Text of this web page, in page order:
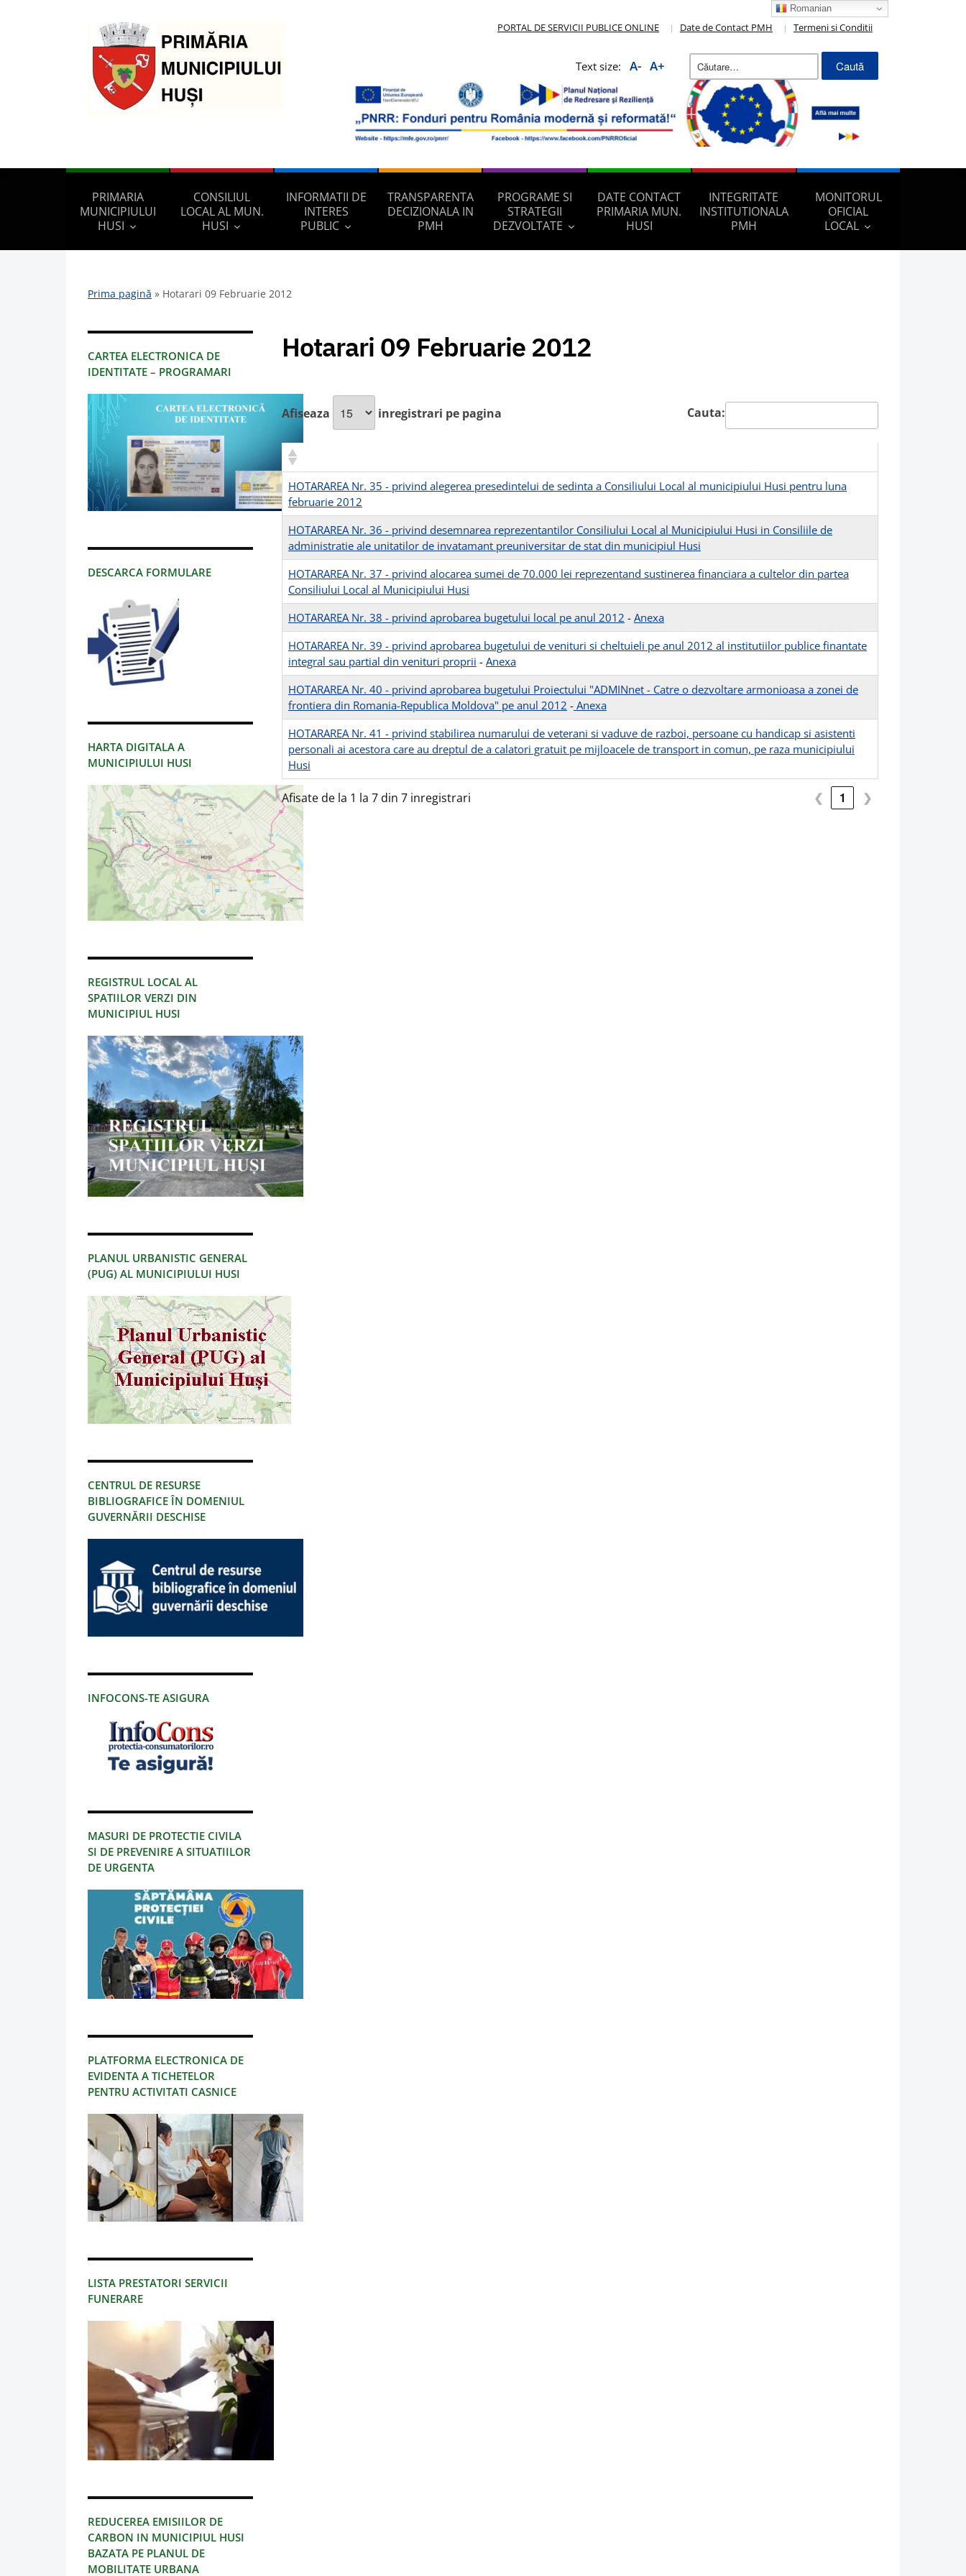
PORTAL DE SERVICII PUBLICE ONLINE Date de Contact PMH Termeni si Conditii
Text size: A- A+
Caută
după:
PRIMARIA
MUNICIPIULUI
HUSI
CONSILIUL
LOCAL AL MUN.
HUSI
INFORMATII DE
INTERES
PUBLIC
TRANSPARENTA
DECIZIONALA IN
PMH
PROGRAME SI
STRATEGII
DEZVOLTATE
DATE CONTACT
PRIMARIA MUN.
HUSI
INTEGRITATE
INSTITUTIONALA
PMH
MONITORUL
OFICIAL
LOCAL
Prima pagină » Hotarari 09 Februarie 2012
CARTEA ELECTRONICA DE
IDENTITATE – PROGRAMARI
DESCARCA FORMULARE
HARTA DIGITALA A
MUNICIPIULUI HUSI
REGISTRUL LOCAL AL
SPATIILOR VERZI DIN
MUNICIPIUL HUSI
PLANUL URBANISTIC GENERAL
(PUG) AL MUNICIPIULUI HUSI
CENTRUL DE RESURSE
BIBLIOGRAFICE ÎN DOMENIUL
GUVERNĂRII DESCHISE
INFOCONS-TE ASIGURA
MASURI DE PROTECTIE CIVILA
SI DE PREVENIRE A SITUATIILOR
DE URGENTA
PLATFORMA ELECTRONICA DE
EVIDENTA A TICHETELOR
PENTRU ACTIVITATI CASNICE
LISTA PRESTATORI SERVICII
FUNERARE
REDUCEREA EMISIILOR DE
CARBON IN MUNICIPIUL HUSI
BAZATA PE PLANUL DE
MOBILITATE URBANA
Hotarari 09 Februarie 2012
Afiseaza inregistrari pe pagina Cauta:
HOTARAREA Nr. 35 - privind alegerea presedintelui de sedinta a Consiliului Local al municipiului Husi pentru luna
februarie 2012
HOTARAREA Nr. 36 - privind desemnarea reprezentantilor Consiliului Local al Municipiului Husi in Consiliile de
administratie ale unitatilor de invatamant preuniversitar de stat din municipiul Husi
HOTARAREA Nr. 37 - privind alocarea sumei de 70.000 lei reprezentand sustinerea financiara a cultelor din partea
Consiliului Local al Municipiului Husi
HOTARAREA Nr. 38 - privind aprobarea bugetului local pe anul 2012 - Anexa
HOTARAREA Nr. 39 - privind aprobarea bugetului de venituri si cheltuieli pe anul 2012 al institutiilor publice finantate
integral sau partial din venituri proprii - Anexa
HOTARAREA Nr. 40 - privind aprobarea bugetului Proiectului "ADMINnet - Catre o dezvoltare armonioasa a zonei de
frontiera din Romania-Republica Moldova" pe anul 2012 - Anexa
HOTARAREA Nr. 41 - privind stabilirea numarului de veterani si vaduve de razboi, persoane cu handicap si asistenti
personali ai acestora care au dreptul de a calatori gratuit pe mijloacele de transport in comun, pe raza municipiului
Husi
Afisate de la 1 la 7 din 7 inregistrari ❮ 1 ❯
Romanian